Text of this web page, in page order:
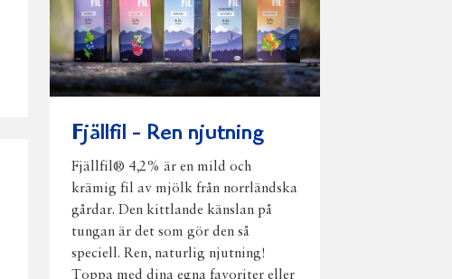
Fjällfil - Ren njutning
Fjällfil® 4,2% är en mild och
krämig fil av mjölk från norrländska
gårdar. Den kittlande känslan på
tungan är det som gör den så
speciell. Ren, naturlig njutning!
Toppa med dina egna favoriter eller